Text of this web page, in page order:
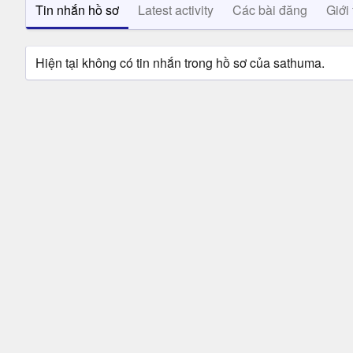
Tin nhắn hồ sơ Latest activity Các bài đăng Giới
Hiện tại không có tin nhắn trong hồ sơ của sathuma.